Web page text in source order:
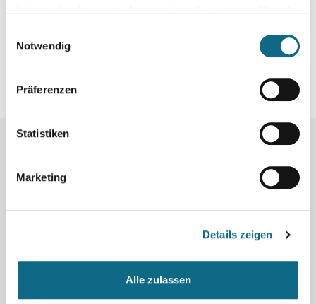
Notwendig
Präferenzen
Statistiken
Marketing
Details zeigen
Alle zulassen
Land